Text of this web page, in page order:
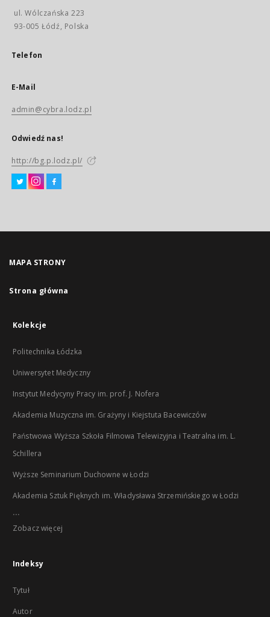
ul. Wólczańska 223
93-005 Łódź, Polska
Telefon
E-Mail
admin@cybra.lodz.pl
Odwiedź nas!
http://bg.p.lodz.pl/
MAPA STRONY
Strona główna
Kolekcje
Politechnika Łódzka
Uniwersytet Medyczny
Instytut Medycyny Pracy im. prof. J. Nofera
Akademia Muzyczna im. Grażyny i Kiejstuta Bacewiczów
Państwowa Wyższa Szkoła Filmowa Telewizyjna i Teatralna im. L.
Schillera
Wyższe Seminarium Duchowne w Łodzi
Akademia Sztuk Pięknych im. Władysława Strzemińskiego w Łodzi
...
Zobacz więcej
Indeksy
Tytuł
Autor